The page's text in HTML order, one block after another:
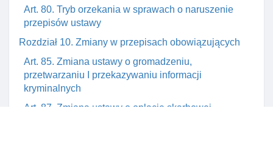
Art. 80. Tryb orzekania w sprawach o naruszenie
przepisów ustawy
Rozdział 10. Zmiany w przepisach obowiązujących
Art. 85. Zmiana ustawy o gromadzeniu,
przetwarzaniu I przekazywaniu informacji
kryminalnych
Art. 87. Zmiana ustawy o opłacie skarbowej